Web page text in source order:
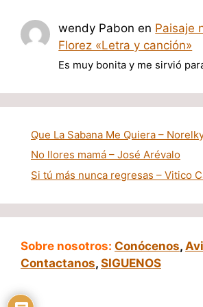
wendy Pabon en Paisaje
Florez «Letra y canción»
Es muy bonita y me sirvió
Que La Sabana Me Quiera –
No llores mamá – José Arévalo
Si tú más nunca regresas – Vitico
Sobre nosotros: Conócenos,
Contactanos, SIGUENOS